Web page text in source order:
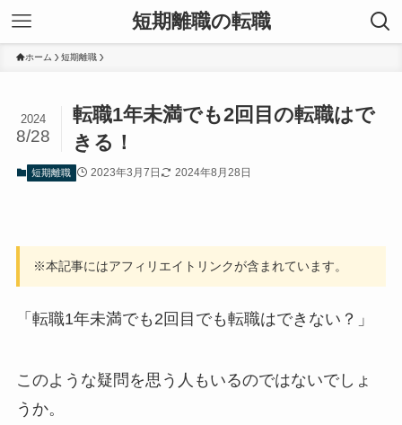
短期離職の転職
ホーム 短期離職
転職1年未満でも2回目の転職はで
きる！
2024
8/28
短期離職 2023年3月7日 2024年8月28日
※本記事にはアフィリエイトリンクが含まれています。
「転職1年未満でも2回目でも転職はできない？」
このような疑問を思う人もいるのではないでしょ
うか。